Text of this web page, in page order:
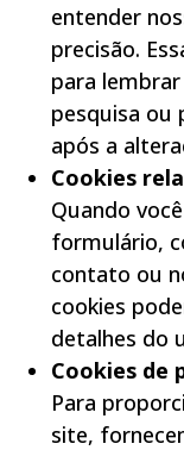
entender
precisão.
para
pesquisa ou
após a
Cookies
Quando
formulário,
contato ou
cookies
detalhes do
Cookies de
Para
site,